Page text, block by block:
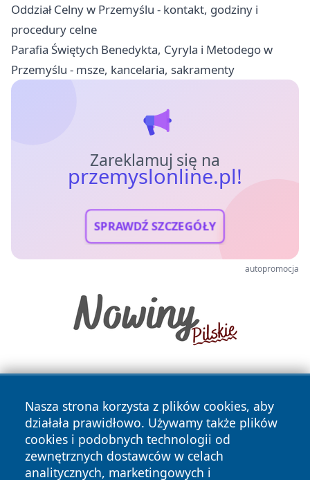
Oddział Celny w Przemyślu - kontakt, godziny i
procedury celne
Parafia Świętych Benedykta, Cyryla i Metodego w
Przemyślu - msze, kancelaria, sakramenty
Zareklamuj się na
przemyslonline.pl!
SPRAWDŹ SZCZEGÓŁY
autopromocja
Nasza strona korzysta z plików cookies, aby
działała prawidłowo. Używamy także plików
cookies i podobnych technologii od
zewnętrznych dostawców w celach
analitycznych, marketingowych i
Copyright © 2026 przemyslonline.pl Wszystkie prawa
zastrzeżone.